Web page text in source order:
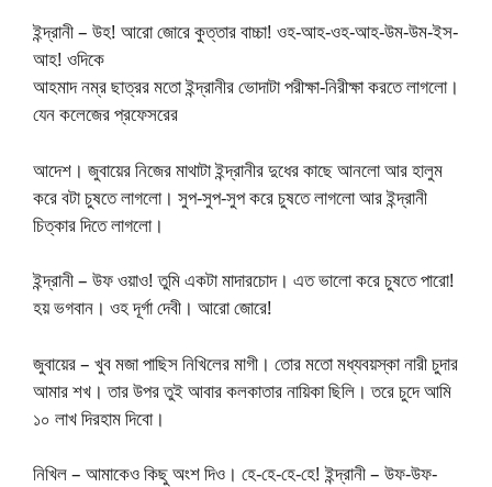
ইন্দ্রানী – উহ! আরো জোরে কুত্তার বাচ্চা! ওহ-আহ-ওহ-আহ-উম-উম-ইস-
আহ! ওদিকে
আহমাদ নম্র ছাত্রর মতো ইন্দ্রানীর ভোদাটা পরীক্ষা-নিরীক্ষা করতে লাগলো।
যেন কলেজের প্রফেসরের
আদেশ। জুবায়ের নিজের মাথাটা ইন্দ্রানীর দুধের কাছে আনলো আর হালুম
করে বটা চুষতে লাগলো। সুপ-সুপ-সুপ করে চুষতে লাগলো আর ইন্দ্রানী
চিত্কার দিতে লাগলো।
ইন্দ্রানী – উফ ওয়াও! তুমি একটা মাদারচোদ। এত ভালো করে চুষতে পারো!
হয় ভগবান। ওহ দূর্গা দেবী। আরো জোরে!
জুবায়ের – খুব মজা পাছিস নিখিলের মাগী। তোর মতো মধ্যবয়স্কা নারী চুদার
আমার শখ। তার উপর তুই আবার কলকাতার নায়িকা ছিলি। তরে চুদে আমি
১০ লাখ দিরহাম দিবো।
নিখিল – আমাকেও কিছু অংশ দিও। হে-হে-হে-হে! ইন্দ্রানী – উফ-উফ-